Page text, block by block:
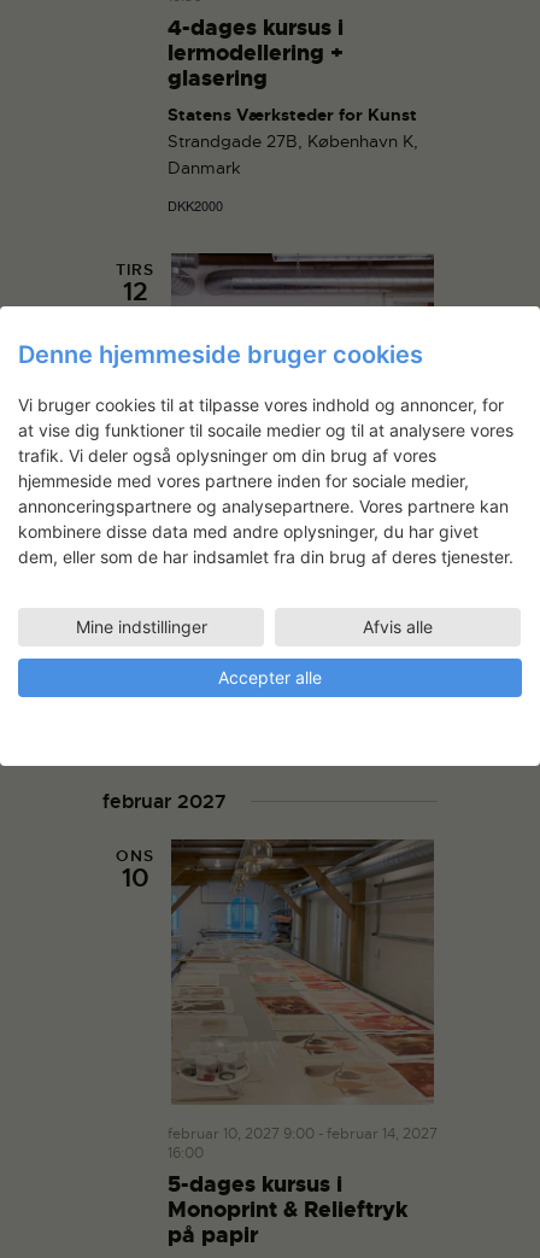
4-dages kursus i
lermodellering +
glasering
Statens Værksteder for Kunst
Strandgade 27B, København K,
Danmark
DKK2000
TIRS
12
januar 12, 2027 9:00 -
januar 15, 2027
15:30
serigrafi / silketryk
Statens Værksteder for Kunst
Strandgade 27B, København K,
februar 2027
ONS
10
februar 10, 2027 9:00 -februar 14, 2027
16:00
5-dages kursus i
Monoprint & Relieftryk
på papir
Denne hjemmeside bruger cookies
Vi bruger cookies til at tilpasse vores indhold og annoncer, for
at vise dig funktioner til socaile medier og til at analysere vores
trafik. Vi deler også oplysninger om din brug af vores
hjemmeside med vores partnere inden for sociale medier,
annonceringspartnere og analysepartnere. Vores partnere kan
kombinere disse data med andre oplysninger, du har givet
dem, eller som de har indsamlet fra din brug af deres tjenester.
Mine indstillinger Afvis alle
Accepter alle